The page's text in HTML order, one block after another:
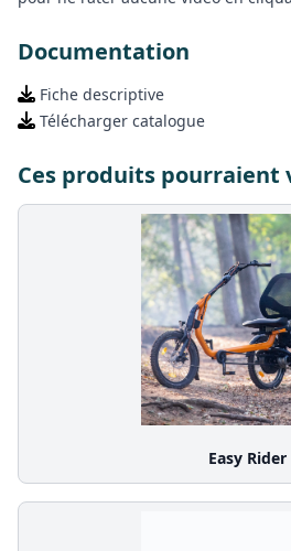
Documentation
Fiche descriptive
Télécharger catalogue
Ces produits pourraient
Easy Rider